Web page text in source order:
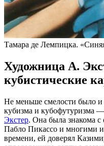
Тамара де Лемпицка.
Художница А.
кубистические
Не меньше смелости было и
кубизма и кубофутуризма —
Экстер. Она была знакома
Пабло Пикассо и многими
времени, ей доверял